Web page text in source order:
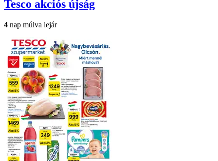
Tesco akciós újság
4 nap múlva lejár